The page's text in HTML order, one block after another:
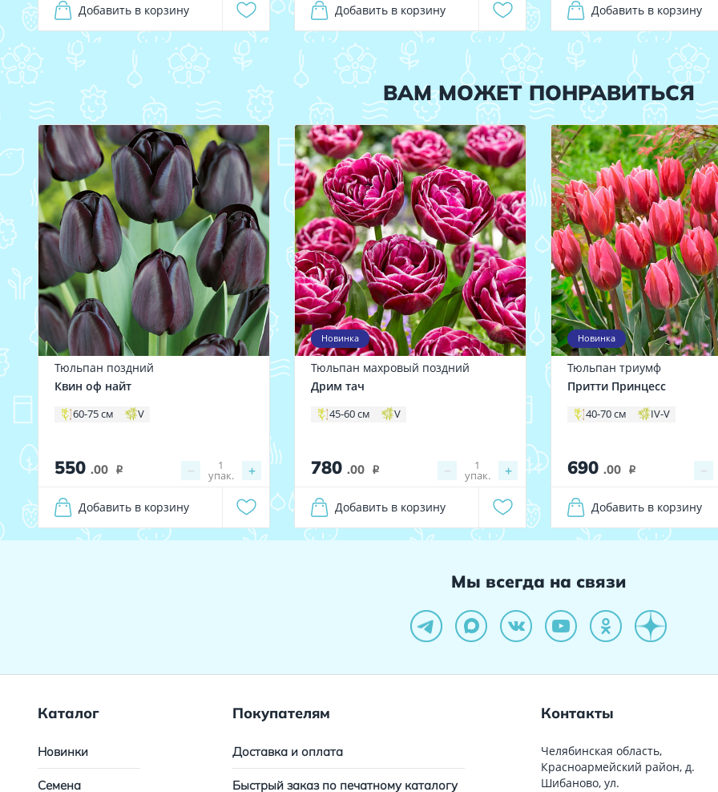
Добавить в корзину Добавить в корзину Добавить в корзину
ВАМ МОЖЕТ ПОНРАВИТЬСЯ
Тюльпан поздний
Квин оф найт
60-75 см V
550 .00 i − +
1
упак.
Добавить в корзину
Новинка
Тюльпан махровый поздний
Дрим тач
45-60 см V
780 .00 i − +
1
упак.
Добавить в корзину
Новинка
Тюльпан триумф
Притти Принцесс
40-70 см IV-V
690 .00 i −
Добавить в корзину
Мы всегда на связи
Каталог
Новинки
Семена
Покупателям
Доставка и оплата
Быстрый заказ по печатному каталогу
Контакты
Челябинская область,
Красноармейский район, д.
Шибаново, ул.